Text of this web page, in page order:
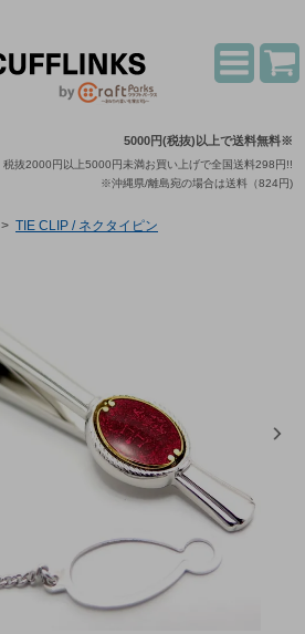
5000円(税抜)以上で送料無料※
税抜2000円以上5000円未満お買い上げで全国送料298円!!
※沖縄県/離島宛の場合は送料（824円)
> TIE CLIP / ネクタイピン